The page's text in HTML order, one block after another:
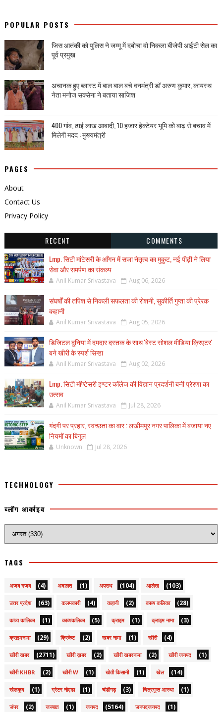
POPULAR POSTS
जिस आतंकी को पुलिस ने जम्मू में दबोचा वो निकला बीजेपी आईटी सेल का
पूर्व प्रमुख
अचानक हुए ब्लास्ट में बाल बाल बचे वनमंत्री डॉ अरुण कुमार, कायस्थ
नेता मनोज सक्सेना ने बताया साजिश
400 गांव, ढाई लाख आबादी, 10 हजार हेक्टेयर भूमि को बाढ़ से बचाव में
मिलेगी मदद : मुख्यमंत्री
PAGES
About
Contact Us
Privacy Policy
RECENT
COMMENTS
Lmp. सिटी मांटेसरी के आँगन में सजा नेतृत्व का मुकुट, नई पीढ़ी ने लिया
सेवा और समर्पण का संकल्प
Anil Kumar Srivastava Aug 06, 2026
संघर्षों की तपिश से निकली सफलता की रोशनी, सुकीर्ति गुप्ता की प्रेरक
कहानी
Anil Kumar Srivastava Aug 05, 2026
डिजिटल दुनिया में दमदार दस्तक के साथ 'बेस्ट सोशल मीडिया क्रिएटर'
बने खीरी के स्पर्श सिन्हा
Anil Kumar Srivastava Aug 02, 2026
Lmp. सिटी मॉण्टेसरी इण्टर कॉलेज की विज्ञान प्रदर्शनी बनी प्रेरणा का
उत्सव
Anil Kumar Srivastava Jul 28, 2026
गंदगी पर प्रहार, स्वच्छता का वार : लखीमपुर नगर पालिका में बजाया नए
नियमों का बिगुल
Unknown Jul 28, 2026
TECHNOLOGY
ब्लॉग आर्काइव
TAGS
अजब गजब (4) अदालत (1) अपराध (104) आलेख (103)
उत्तर प्रदेश (63) कलमकारी (4) कहानी (2) काव्य कलिका (28)
काव्य कालिका (1) काव्यकलिका (5) क्राइम (1) क्राइम नामा (3)
क्राइमनामा (29) क्रिकेट (2) खबर नामा (1) खीरी (4)
खीरी खबर (2711) खीरी ख़बर (2) खीरी खबरनामा (2) खीरी जनपद (1)
खीरी KHBR (2) खीरी W (1) खेती किसानी (1) खेल (14)
खेलकूद (1) ग्रेटर नोएडा (1) चंडीगढ़ (3) चित्रगुप्त आस्था (1)
जंपर (2) जज्बात (1) जनपद (5164) जनपदजनपद (1)